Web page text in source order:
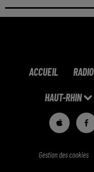
ACCUEIL RADIO
HAUT-RHIN
Gestion des cookies